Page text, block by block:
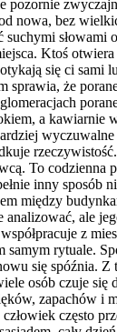
nowa, bez
Ktoś
się ci
sprawia, że
a
To
inny
między
ale
z
rytuale.
się spóźnia.
osób czuje
zapachów
często